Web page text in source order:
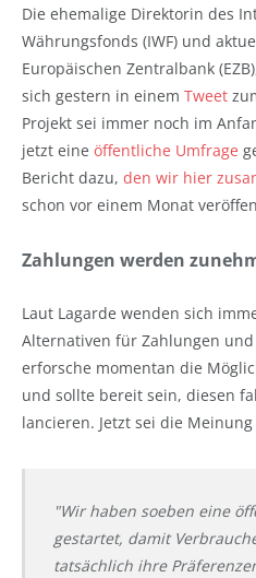
Die ehemalige Direktorin des
Währungsfonds (IWF) und
Europäischen Zentralbank
sich gestern in einem Tweet
Projekt sei immer noch im
jetzt eine öffentliche Umfrage
Bericht dazu, den wir hier
schon vor einem Monat
Zahlungen werden
Laut Lagarde wenden sich
Alternativen für Zahlungen
erforsche momentan die
und sollte bereit sein, diesen
lancieren. Jetzt sei die
"Wir haben soeben eine
gestartet, damit
tatsächlich ihre